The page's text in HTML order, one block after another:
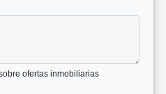
ofertas inmobiliarias